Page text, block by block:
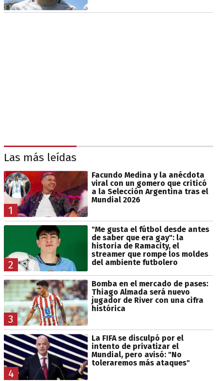
Las más leídas
1
Facundo Medina y la anécdota
viral con un gomero que criticó
a la Selección Argentina tras el
Mundial 2026
2
"Me gusta el fútbol desde antes
de saber que era gay": la
historia de Ramacity, el
streamer que rompe los moldes
del ambiente futbolero
3
Bomba en el mercado de pases:
Thiago Almada será nuevo
jugador de River con una cifra
histórica
4
La FIFA se disculpó por el
intento de privatizar el
Mundial, pero avisó: "No
toleraremos más ataques"